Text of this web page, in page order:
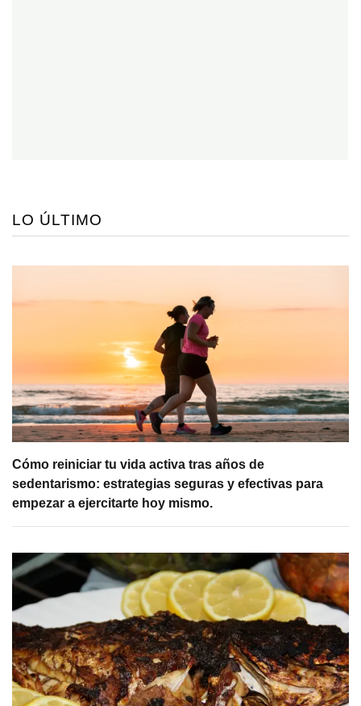
LO ÚLTIMO
Cómo reiniciar tu vida activa tras años de
sedentarismo: estrategias seguras y efectivas para
empezar a ejercitarte hoy mismo.